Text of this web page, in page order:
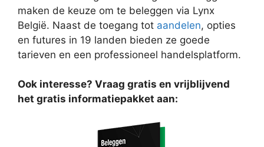
maken de keuze om te beleggen via Lynx
België. Naast de toegang tot aandelen, opties
en futures in 19 landen bieden ze goede
tarieven en een professioneel handelsplatform.
Ook interesse? Vraag gratis en vrijblijvend
het gratis informatiepakket aan: